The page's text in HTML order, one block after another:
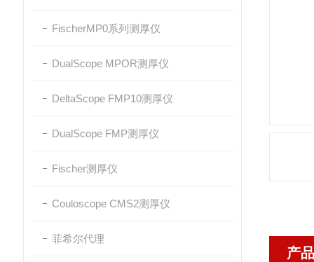
FischerMP0系列测厚仪
DualScope MPOR测厚仪
DeltaScope FMP10测厚仪
DualScope FMP测厚仪
Fischer测厚仪
Couloscope CMS2测厚仪
菲希尔代理
产